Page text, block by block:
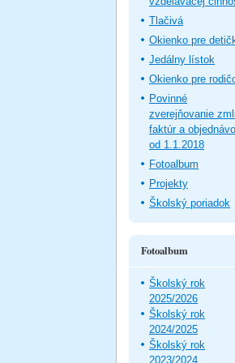
Tlačivá
Okienko pre
Jedálny lístok
Okienko pre
Povinné
zverejňovanie
faktúr a
od 1.1.2018
Fotoalbum
Projekty
Školský poriadok
Fotoalbum
Školský rok
2025/2026
Školský rok
2024/2025
Školský rok
2023/2024